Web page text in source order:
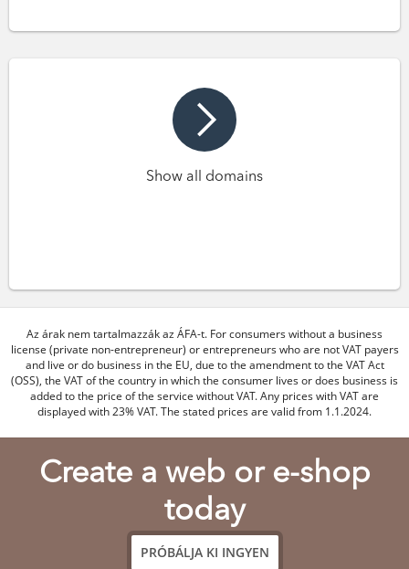
Show all domains
Az árak nem tartalmazzák az ÁFA-t. For consumers without a business
license (private non-entrepreneur) or entrepreneurs who are not VAT payers
and live or do business in the EU, due to the amendment to the VAT Act
(OSS), the VAT of the country in which the consumer lives or does business is
added to the price of the service without VAT. Any prices with VAT are
displayed with 23% VAT. The stated prices are valid from 1.1.2024.
Create a web or e-shop
today
PRÓBÁLJA KI INGYEN